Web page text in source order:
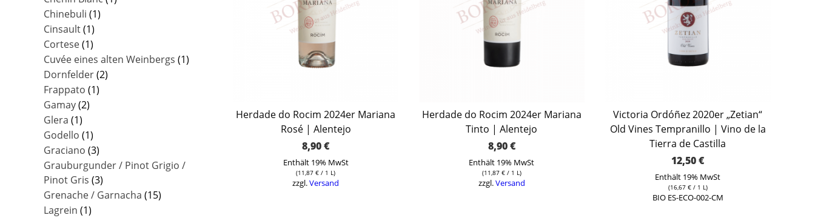
Herdade do Rocim 2024er Mariana
Rosé | Alentejo
8,90€
Enthält 19% MwSt
(11,87€ / 1 L)
zzgl.Versand
Herdade do Rocim 2024er Mariana
Tinto | Alentejo
8,90€
Enthält 19% MwSt
(11,87 €/ 1 L)
zzgl.Versand
Victoria Ordóñez 2020er „Zetian“
Old Vines Tempranillo | Vino de la
Tierra de Castilla
12,50€
Enthält 19% MwSt
(16,67 €/ 1 L)
BIO ES-ECO-002-CM
Chinebuli (1)
Cinsault(1)
Cortese(1)
Cuvée eines alten Weinbergs (1)
Dornfelder(2)
Frappato (1)
Gamay(2)
Glera (1)
Godello (1)
Graciano (3)
Grauburgunder / Pinot Grigio /
Pinot Gris (3)
Grenache / Garnacha (15)
Lagrein (1)